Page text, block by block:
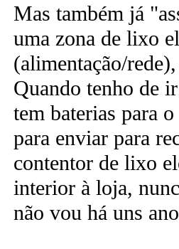
Mas também já
uma zona de lixo
(alimentação/
Quando tenho de
tem baterias para
para enviar para
contentor de lixo
interior à loja,
não vou há uns